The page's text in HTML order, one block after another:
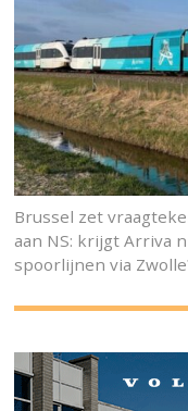
Brussel zet
aan NS: krijgt Arriva
spoorlijnen via